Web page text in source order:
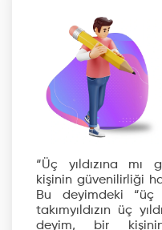
“Üç yıldızına mı
kişinin güvenilirliği
Bu deyimdeki “üç
takımyıldızın üç
deyim, bir